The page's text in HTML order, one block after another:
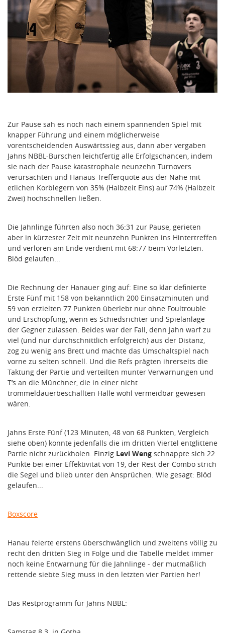
Zur Pause sah es noch nach einem spannenden Spiel mit
knapper Führung und einem möglicherweise
vorentscheidenden Auswärtssieg aus, dann aber vergaben
Jahns NBBL-Burschen leichtfertig alle Erfolgschancen, indem
sie nach der Pause katastrophale neunzehn Turnovers
verursachten und Hanaus Trefferquote aus der Nähe mit
etlichen Korblegern von 35% (Halbzeit Eins) auf 74% (Halbzeit
Zwei) hochschnellen ließen.
Die Jahnlinge führten also noch 36:31 zur Pause, gerieten
aber in kürzester Zeit mit neunzehn Punkten ins Hintertreffen
und verloren am Ende verdient mit 68:77 beim Vorletzten.
Blöd gelaufen...
Die Rechnung der Hanauer ging auf: Eine so klar definierte
Erste Fünf mit 158 von bekanntlich 200 Einsatzminuten und
59 von erzielten 77 Punkten überlebt nur ohne Foultrouble
und Erschöpfung, wenn es Schiedsrichter und Spielanlage
der Gegner zulassen. Beides war der Fall, denn Jahn warf zu
viel (und nur durchschnittlich erfolgreich) aus der Distanz,
zog zu wenig ans Brett und machte das Umschaltspiel nach
vorne zu selten schnell. Und die Refs prägten ihrerseits die
Taktung der Partie und verteilten munter Verwarnungen und
T‘s an die Münchner, die in einer nicht
trommeldauerbeschallten Halle wohl vermeidbar gewesen
wären.
Jahns Erste Fünf (123 Minuten, 48 von 68 Punkten, Vergleich
siehe oben) konnte jedenfalls die im dritten Viertel entglittene
Partie nicht zurückholen. Einzig Levi Weng schnappte sich 22
Punkte bei einer Effektivität von 19, der Rest der Combo strich
die Segel und blieb unter den Ansprüchen. Wie gesagt: Blöd
gelaufen...
Boxscore
Hanau feierte erstens überschwänglich und zweitens völlig zu
recht den dritten Sieg in Folge und die Tabelle meldet immer
noch keine Entwarnung für die Jahnlinge - der mutmaßlich
rettende siebte Sieg muss in den letzten vier Partien her!
Das Restprogramm für Jahns NBBL: